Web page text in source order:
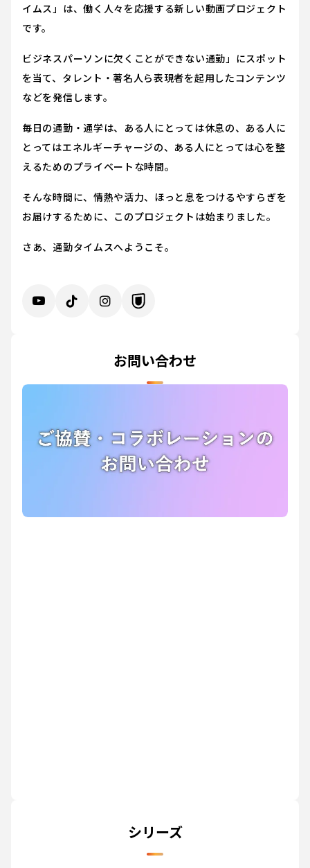
イムス」は、働く人々を応援する新しい動画プロジェクト
です。
ビジネスパーソンに欠くことができない通勤」にスポット
を当て、タレント・著名人ら表現者を起用したコンテンツ
などを発信します。
毎日の通勤・通学は、ある人にとっては休息の、ある人に
とってはエネルギーチャージの、ある人にとっては心を整
えるためのプライベートな時間。
そんな時間に、情熱や活力、ほっと息をつけるやすらぎを
お届けするために、このプロジェクトは始まりました。
さあ、通勤タイムスへようこそ。
お問い合わせ
シリーズ